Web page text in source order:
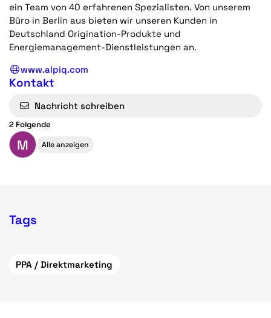
ein Team von 40 erfahrenen Spezialisten. Von unserem
Büro in Berlin aus bieten wir unseren Kunden in
Deutschland Origination-Produkte und
Energiemanagement-Dienstleistungen an.
www.alpiq.com
Kontakt
Nachricht schreiben
2 Folgende
M Alle anzeigen
Tags
PPA / Direktmarketing